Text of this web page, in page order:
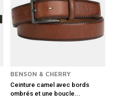
BENSON & CHERRY
Ceinture camel avec bords
ombrés et une boucle...